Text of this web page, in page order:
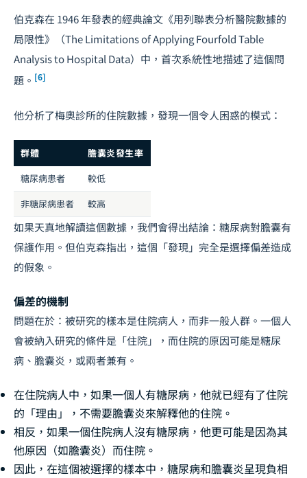
伯克森在 1946 年發表的經典論文《用列聯表分析醫院數據的
局限性》（The Limitations of Applying Fourfold Table
Analysis to Hospital Data）中，首次系統性地描述了這個問
題。 [6]
他分析了梅奧診所的住院數據，發現一個令人困惑的模式：
群體
膽囊炎發生率
糖尿病患者
較低
非糖尿病患者
較高
如果天真地解讀這個數據，我們會得出結論：糖尿病對膽囊有
保護作用。但伯克森指出，這個「發現」完全是選擇偏差造成
的假象。
偏差的機制
問題在於：被研究的樣本是住院病人，而非一般人群。一個人
會被納入研究的條件是「住院」，而住院的原因可能是糖尿
病、膽囊炎，或兩者兼有。
在住院病人中，如果一個人有糖尿病，他就已經有了住院
的「理由」，不需要膽囊炎來解釋他的住院。
相反，如果一個住院病人沒有糖尿病，他更可能是因為其
他原因（如膽囊炎）而住院。
因此，在這個被選擇的樣本中，糖尿病和膽囊炎呈現負相